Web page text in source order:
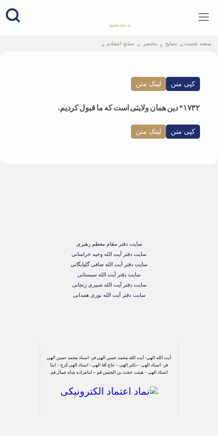
qadiriye.ir
صفحه نخست نصایح مختصر نصایح اعتقادی
کپی متن لینک متن
۱۷۳۲* دین همان ولایتی است که ما قبول کردیم.
کپی متن لینک متن
سایت دفتر مقام معظم رهبری
سایت دفتر آیت الله وحید خراسانی
سایت دفتر آیت الله صافی گلپایگانی
سایت دفتر آیت الله سیستانی
سایت دفتر آیت الله شبیری زنجانی
سایت دفتر آیت الله نوری همدانی
آیت الله الهی- آیت الله محمد حسن الهی فر- استاد محمد حسن الهی
فر- استاد الهی – دکتر الهی – حاج آقا الهی - استاد الهی کرج – ایتا
استاد الهی – هیئت حجت بن الحسن قم – امامزاده شاه جمال قم